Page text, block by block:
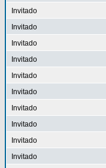
Invitado
Invitado
Invitado
Invitado
Invitado
Invitado
Invitado
Invitado
Invitado
Invitado